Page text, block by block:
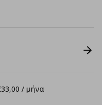
/ μήνα